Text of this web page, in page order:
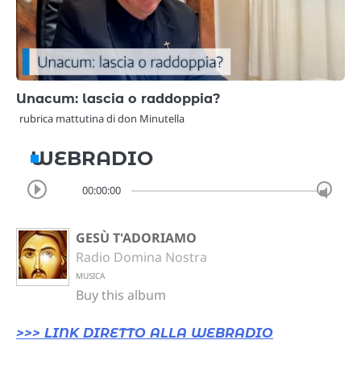
Unacum: lascia o raddoppia?
rubrica mattutina di don Minutella
WEBRADIO
00:00:00
GESÙ T'ADORIAMO
Radio Domina Nostra
MUSICA
Buy this album
>>> LINK DIRETTO ALLA WEBRADIO